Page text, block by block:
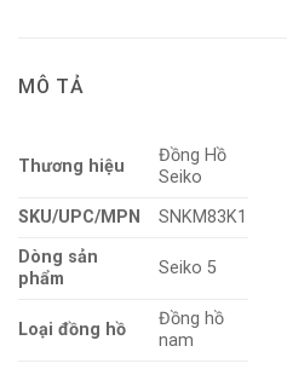
MÔ TẢ
Thương hiệu
Đồng Hồ
Seiko
SKU/UPC/MPN
SNKM83K1
Dòng sản
phẩm
Seiko 5
Loại đồng hồ
Đồng hồ
nam